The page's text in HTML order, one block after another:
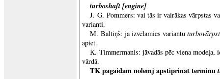
turboshaft [engine]
J. G. Pommers: vai tās ir vairākas vārpstas
varianti.
M. Baltiņš: ja izvēlamies variantu
apiet.
K. Timmermanis: jāvadās pēc viena modeļa,
vārdā.
TK pagaidām nolemj apstiprināt terminu